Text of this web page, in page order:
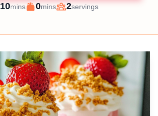
Prep
10minutes
mins
Cook
0minutes
mins
Servings
2servings